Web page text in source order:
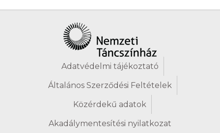
Adatvédelmi tájékoztató
Általános Szerződési Feltételek
Közérdekű adatok
Akadálymentesítési nyilatkozat